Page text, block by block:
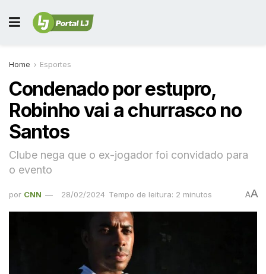
Home Esportes
Condenado por estupro,
Robinho vai a churrasco no
Santos
Clube nega que o ex-jogador foi convidado para
o evento
por CNN 28/02/2024 Tempo de leitura: 2 minutos AA